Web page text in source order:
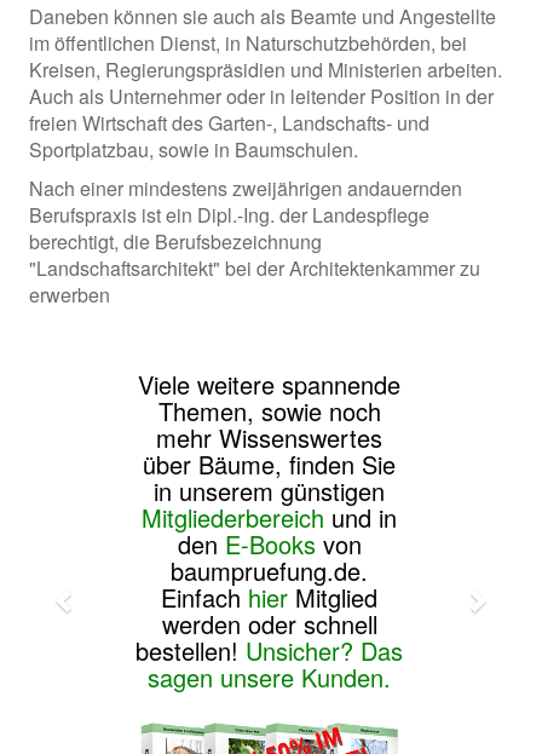
Daneben können sie auch als Beamte und Angestellte
im öffentlichen Dienst, in Naturschutzbehörden, bei
Kreisen, Regierungspräsidien und Ministerien arbeiten.
Auch als Unternehmer oder in leitender Position in der
freien Wirtschaft des Garten-, Landschafts- und
Sportplatzbau, sowie in Baumschulen.
Nach einer mindestens zweijährigen andauernden
Berufspraxis ist ein Dipl.-Ing. der Landespflege
berechtigt, die Berufsbezeichnung
"Landschaftsarchitekt" bei der Architektenkammer zu
erwerben
Viele weitere spannende
Themen, sowie noch
mehr Wissenswertes
über Bäume, finden Sie
in unserem günstigen
Mitgliederbereich und in
den E-Booksvon
baumpruefung.de.
Einfach hier Mitglied
werden oder schnell
bestellen! Unsicher? Das
sagen unsere Kunden.